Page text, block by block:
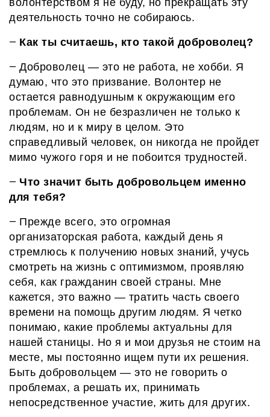
волонтерством я не буду, но прекращать эту
деятельность точно не собираюсь.
— Как ты считаешь, кто такой доброволец?
— Доброволец — это не работа, не хобби. Я
думаю, что это призвание. Волонтер не
остается равнодушным к окружающим его
проблемам. Он не безразличен не только к
людям, но и к миру в целом. Это
справедливый человек, он никогда не пройдет
мимо чужого горя и не побоится трудностей.
— Что значит быть добровольцем именно
для тебя?
— Прежде всего, это огромная
организаторская работа, каждый день я
стремлюсь к получению новых знаний, учусь
смотреть на жизнь с оптимизмом, проявляю
себя, как гражданин своей страны. Мне
кажется, это важно — тратить часть своего
времени на помощь другим людям. Я четко
понимаю, какие проблемы актуальны для
нашей станицы. Но я и мои друзья не стоим на
месте, мы постоянно ищем пути их решения.
Быть добровольцем — это не говорить о
проблемах, а решать их, принимать
непосредственное участие, жить для других.